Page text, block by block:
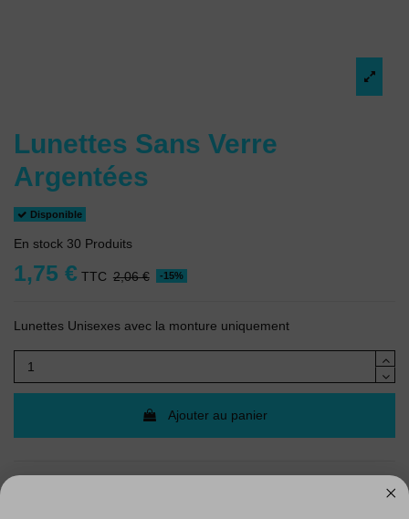
Lunettes Sans Verre
Argentées
Disponible
En stock 30 Produits
1,75 € TTC 2,06 € -15%
Lunettes Unisexes avec la monture uniquement
Ajouter au panier